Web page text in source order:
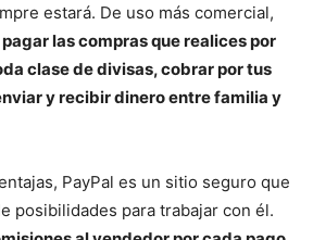
estará. De uso más comercial,
las compras que realices por
clase de divisas, cobrar por tus
y recibir dinero entre familia y
PayPal es un sitio seguro que
posibilidades para trabajar con él.